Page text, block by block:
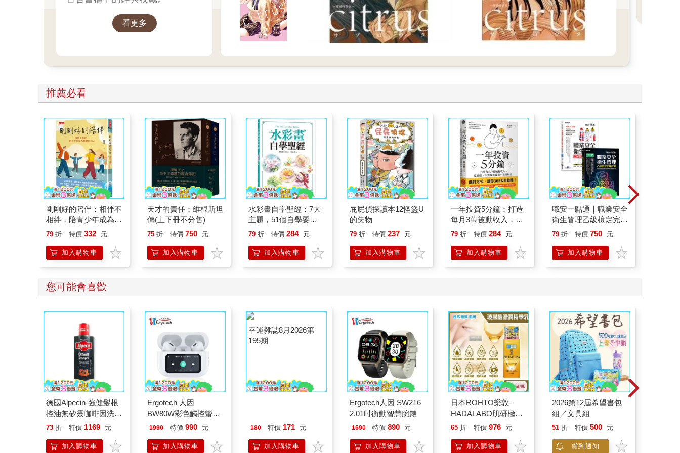
看更多
推薦必看
剛剛好的陪伴：相伴不
相絆，陪青少年成為想
要的自己
79 折 特價 332 元
加入購物車
天才的責任：維根斯坦
傳(上下冊不分售)
75 折 特價 750 元
加入購物車
水彩畫自學聖經：7大
主題，51個自學要
點，一本最全面的水彩
79 折 特價 284 元
加入購物車
屁屁偵探讀本12怪盜U
的失物
79 折 特價 237 元
加入購物車
一年投資5分鐘：打造
每月3萬被動收入，免
看盤、不選股的最強小
79 折 特價 284 元
加入購物車
職安一點通｜職業安全
衛生管理乙級檢定完勝
攻略｜2026版(套書)
79 折 特價 750 元
加入購物車
您可能會喜歡
德國Alpecin-強健髮根
控油無矽靈咖啡因洗髮
凝露375ml/瓶-C1強健
調理頭皮洗髮液/0矽靈
73 折 特價 1169 元
加入購物車
Ergotech 人因
BW80W彩色觸控螢幕
ANC降噪藍牙耳機
1990 特價 990 元
加入購物車
180 特價 171 元
加入購物車
Ergotech人因 SW216
2.01吋衡動智慧腕錶
1590 特價 890 元
加入購物車
日本ROHTO樂敦-
HADALABO肌研極潤
金緻7重玻尿酸高效保
140ml/金瓶(Premium
65 折 特價 976 元
加入購物車
2026第12屆希望書包
組／文具組
51 折 特價 500 元
貨到通知